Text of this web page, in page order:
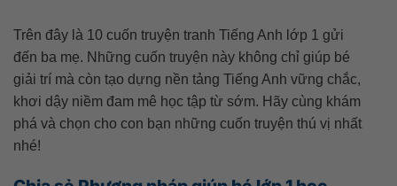
Trên đây là 10 cuốn truyện tranh Tiếng Anh lớp 1 gửi
đến ba mẹ. Những cuốn truyện này không chỉ giúp bé
giải trí mà còn tạo dựng nền tảng Tiếng Anh vững chắc,
khơi dậy niềm đam mê học tập từ sớm. Hãy cùng khám
phá và chọn cho con bạn những cuốn truyện thú vị nhất
nhé!